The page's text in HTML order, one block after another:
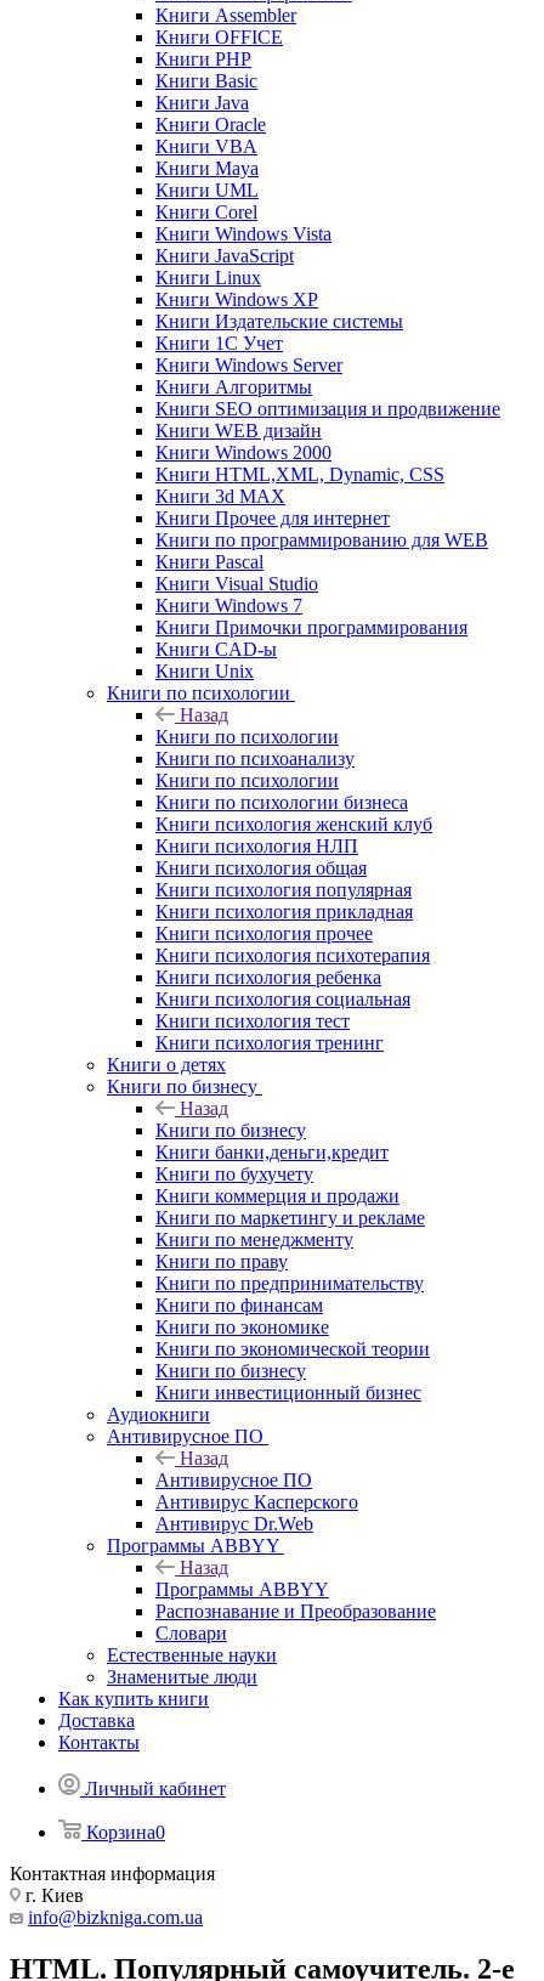
Книги Assembler
Книги OFFICE
Книги PHP
Книги Basic
Книги Java
Книги Oracle
Книги VBA
Книги Maya
Книги UML
Книги Corel
Книги Windows Vista
Книги JavaScript
Книги Linux
Книги Windows XP
Книги Издательские системы
Книги 1C Учет
Книги Windows Server
Книги Алгоритмы
Книги SEO оптимизация и продвижение
Книги WEB дизайн
Книги Windows 2000
Книги HTML,XML, Dynamic, CSS
Книги 3d MAX
Книги Прочее для интернет
Книги по программированию для WEB
Книги Pascal
Книги Visual Studio
Книги Windows 7
Книги Примочки программирования
Книги CAD-ы
Книги Unix
Книги по психологии
Назад
Книги по психологии
Книги по психоанализу
Книги по психологии
Книги по психологии бизнеса
Книги психология женский клуб
Книги психология НЛП
Книги психология общая
Книги психология популярная
Книги психология прикладная
Книги психология прочее
Книги психология психотерапия
Книги психология ребенка
Книги психология социальная
Книги психология тест
Книги психология тренинг
Книги о детях
Книги по бизнесу
Назад
Книги по бизнесу
Книги банки,деньги,кредит
Книги по бухучету
Книги коммерция и продажи
Книги по маркетингу и рекламе
Книги по менеджменту
Книги по праву
Книги по предпринимательству
Книги по финансам
Книги по экономике
Книги по экономической теории
Книги по бизнесу
Книги инвестиционный бизнес
Аудиокниги
Антивирусное ПО
Назад
Антивирусное ПО
Антивирус Касперского
Антивирус Dr.Web
Программы ABBYY
Назад
Программы ABBYY
Распознавание и Преобразование
Словари
Естественные науки
Знаменитые люди
Как купить книги
Доставка
Контакты
Личный кабинет
Корзина0
Контактная информация
г. Киев
info@bizkniga.com.ua
HTML. Популярный самоучитель. 2-е